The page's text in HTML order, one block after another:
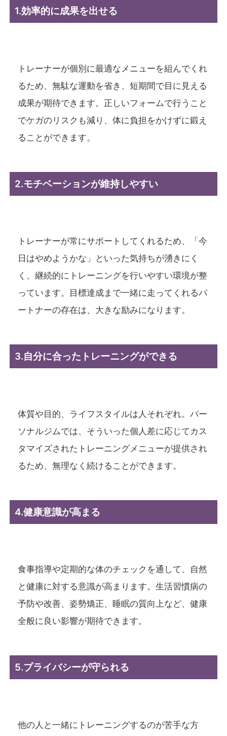
1.効率的に成果を出せる
トレーナーが個別に最適なメニューを組んでくれ
るため、無駄な運動を省き、短期間で目に見える
成果が期待できます。正しいフォームで行うこと
でケガのリスクも減り、体に負担をかけずに鍛え
ることができます。
2.モチベーションが維持しやすい
トレーナーが常にサポートしてくれるため、「今
日はやめようかな」といった気持ちが湧きにく
く、継続的にトレーニングを行いやすい環境が整
っています。目標達成まで一緒に走ってくれるパ
ートナーの存在は、大きな励みになります。
3.自分に合ったトレーニングができる
体質や目的、ライフスタイルは人それぞれ。パー
ソナルジムでは、そういった個人差に応じてカス
タマイズされたトレーニングメニューが提供され
るため、無理なく続けることができます。
4.健康意識が高まる
食事指導や定期的な体のチェックを通して、自然
と健康に対する意識が高まります。生活習慣病の
予防や改善、姿勢矯正、睡眠の質向上など、健康
全般に良い影響が期待できます。
5.プライバシーが守られる
他の人と一緒にトレーニングするのが苦手な方